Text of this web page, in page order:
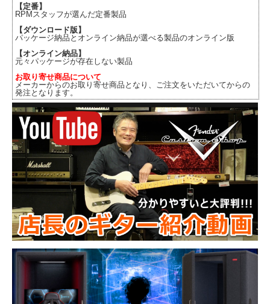
【定番】
RPMスタッフが選んだ定番製品
【ダウンロード版】
パッケージ納品とオンライン納品が選べる製品のオンライン版
【オンライン納品】
元々パッケージが存在しない製品
お取り寄せ商品について
メーカーからのお取り寄せ商品となり、ご注文をいただいてからの
発注となります。